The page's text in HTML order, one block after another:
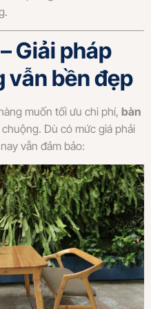
Giải pháp
vẫn bền đẹp
muốn tối ưu chi phí, bàn
Dù có mức giá phải
vẫn đảm bảo: